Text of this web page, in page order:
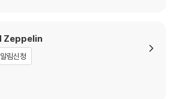
남아있거나 인쇄 면이 깨끗하지 않은 경우가
니다. 단, 재생에 이상이 있는 경우에는 불량으
Zeppelin
림신청